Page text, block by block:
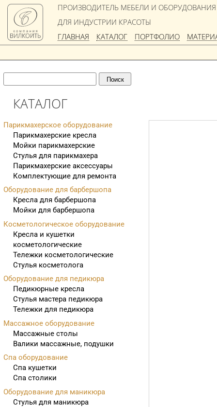
ПРОИЗВОДИТЕЛЬ МЕБЕЛИ И ОБОРУДОВАНИЯ
ДЛЯ ИНДУСТРИИ КРАСОТЫ
ГЛАВНАЯ
КАТАЛОГ ПОРТФОЛИО
КАТАЛОГ
Парикмахерское оборудование
Парикмахерские кресла
Мойки парикмахерские
Стулья для парикмахера
Парикмахерские аксессуары
Комплектующие для ремонта
Оборудование для барбершопа
Кресла для барбершопа
Мойки для барбершопа
Косметологическое оборудование
Кресла и кушетки
косметологические
Тележки косметологические
Стулья косметолога
Оборудование для педикюра
Педикюрные кресла
Стулья мастера педикюра
Тележки для педикюра
Массажное оборудование
Массажные столы
Валики массажные, подушки
Спа оборудование
Спа кушетки
Спа столики
Оборудование для маникюра
Стулья для маникюра